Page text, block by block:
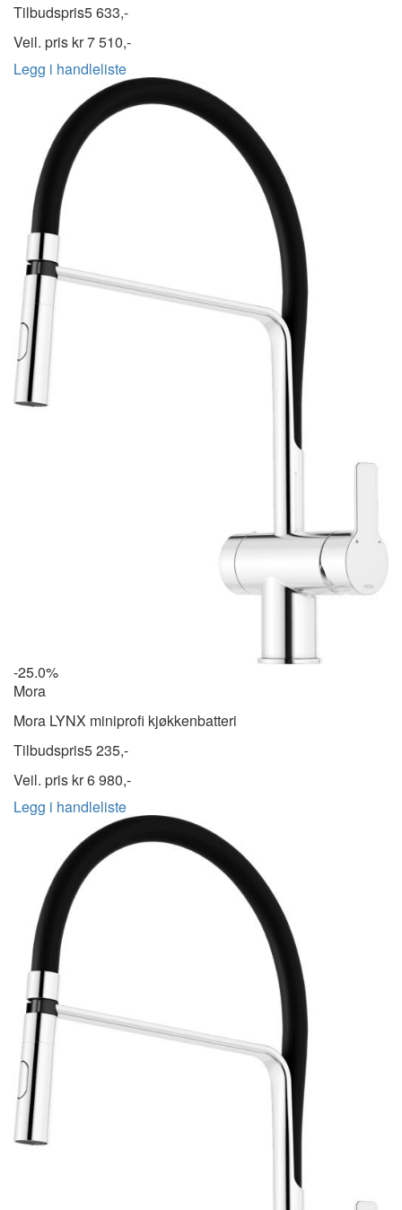
Tilbudspris5 633,-
Veil. pris kr7 510,-
Legg i handleliste
-25.0%
Mora
Mora LYNX miniprofi kjøkkenbatteri
Tilbudspris5 235,-
Veil. pris kr6 980,-
Legg i handleliste